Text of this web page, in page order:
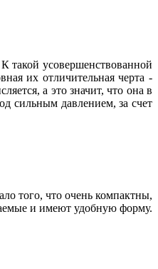
такой усовершенствованной
их отличительная черта -
а это значит, что она в
сильным давлением, за счет
того, что очень компактны,
и имеют удобную форму.